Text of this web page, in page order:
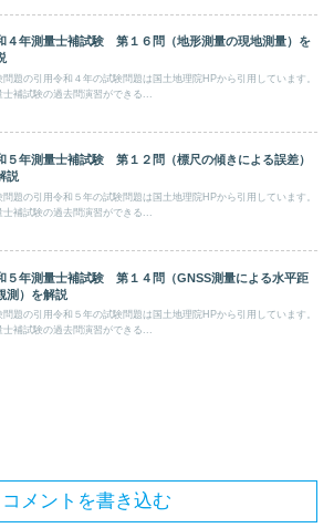
４年測量士補試験 第１６問（地形測量の現地測量）を
問題の引用令和４年の試験問題は国土地理院HPから引用しています。
士補試験の過去問演習ができる...
５年測量士補試験 第１２問（標尺の傾きによる誤差）
説
問題の引用令和５年の試験問題は国土地理院HPから引用しています。
士補試験の過去問演習ができる...
５年測量士補試験 第１４問（GNSS測量による水平距
測）を解説
問題の引用令和５年の試験問題は国土地理院HPから引用しています。
士補試験の過去問演習ができる...
コメントを書き込む